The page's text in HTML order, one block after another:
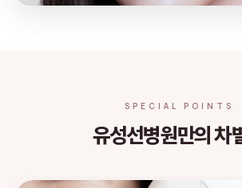
SPECIAL POINTS
유성선병원만의 차